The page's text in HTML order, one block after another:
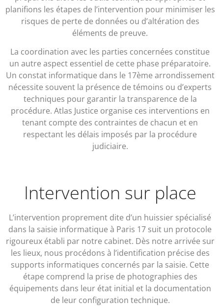
planifions les étapes de l’intervention pour minimiser les
risques de perte de données ou d’altération des
éléments de preuve.
La coordination avec les parties concernées constitue
un autre aspect essentiel de cette phase préparatoire.
Un constat informatique dans le 17ème arrondissement
nécessite souvent la présence de témoins ou d’experts
techniques pour garantir la transparence de la
procédure. Atlas Justice organise ces interventions en
tenant compte des contraintes de chacun et en
respectant les délais imposés par la procédure
judiciaire.
Intervention sur place
L’intervention proprement dite d’un huissier spécialisé
dans la saisie informatique à Paris 17 suit un protocole
rigoureux établi par notre cabinet. Dès notre arrivée sur
les lieux, nous procédons à l’identification précise des
supports informatiques concernés par la saisie. Cette
étape comprend la prise de photographies des
équipements dans leur état initial et la documentation
de leur configuration technique.